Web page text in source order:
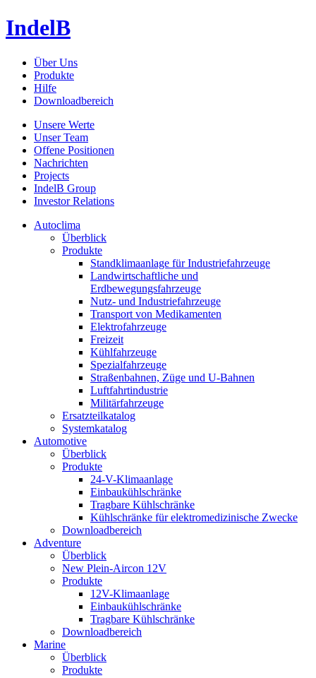
IndelB
Über Uns
Produkte
Hilfe
Downloadbereich
Unsere Werte
Unser Team
Offene Positionen
Nachrichten
Projects
IndelB Group
Investor Relations
Autoclima
Überblick
Produkte
Standklimaanlage für Industriefahrzeuge
Landwirtschaftliche und
Erdbewegungsfahrzeuge
Nutz- und Industriefahrzeuge
Transport von Medikamenten
Elektrofahrzeuge
Freizeit
Kühlfahrzeuge
Spezialfahrzeuge
Straßenbahnen, Züge und U-Bahnen
Luftfahrtindustrie
Militärfahrzeuge
Ersatzteilkatalog
Systemkatalog
Automotive
Überblick
Produkte
24-V-Klimaanlage
Einbaukühlschränke
Tragbare Kühlschränke
Kühlschränke für elektromedizinische Zwecke
Downloadbereich
Adventure
Überblick
New Plein-Aircon 12V
Produkte
12V-Klimaanlage
Einbaukühlschränke
Tragbare Kühlschränke
Downloadbereich
Marine
Überblick
Produkte